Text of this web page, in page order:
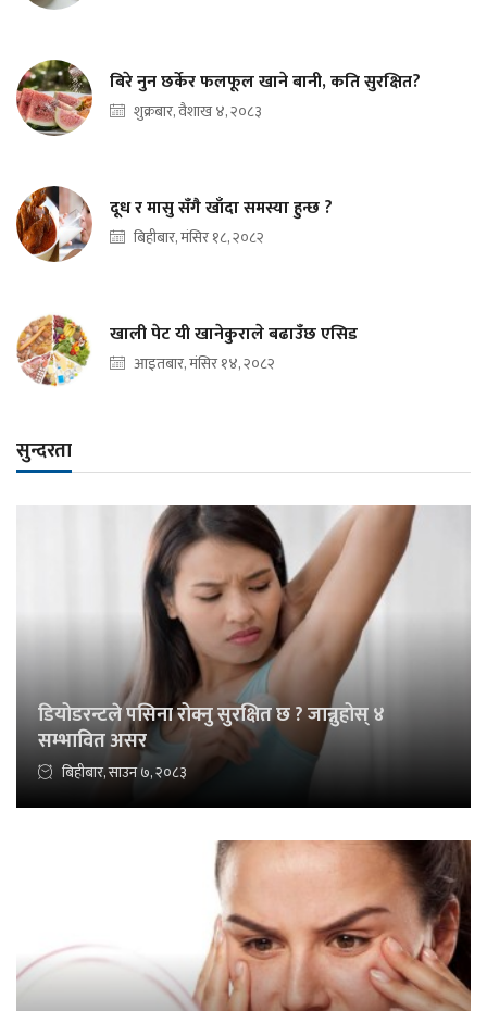
बिरे नुन छर्केर फलफूल खाने बानी, कति सुरक्षित?
शुक्रबार, वैशाख ४, २०८३
दूध र मासु सँगै खाँदा समस्या हुन्छ ?
बिहीबार, मंसिर १८, २०८२
खाली पेट यी खानेकुराले बढाउँछ एसिड
आइतबार, मंसिर १४, २०८२
सुन्दरता
डियोडरन्टले पसिना रोक्नु सुरक्षित छ ? जान्नुहोस् ४
सम्भावित असर
बिहीबार, साउन ७, २०८३